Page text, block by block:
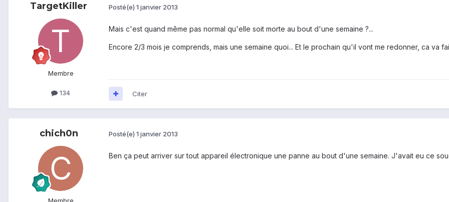
TargetKiller
Membre
134
Posté(e) 1 janvier 2013
Mais c'est quand même pas normal qu'elle soit morte au bout d'une semaine ?...
Encore 2/3 mois je comprends, mais une semaine quoi... Et le prochain qu'il vont me redonner, ca va
Citer
chich0n
Membre
Posté(e) 1 janvier 2013
Ben ça peut arriver sur tout appareil électronique une panne au bout d'une semaine. J'avait eu ce